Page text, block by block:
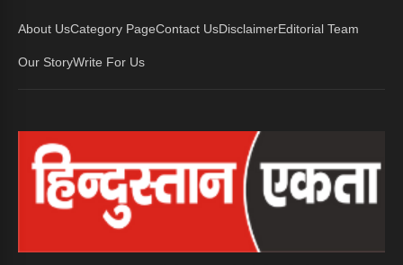
About UsCategory PageContact UsDisclaimerEditorial Team
Our StoryWrite For Us